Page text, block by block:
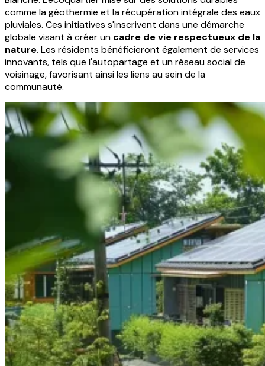
comme la géothermie et la récupération intégrale des eaux
pluviales. Ces initiatives s'inscrivent dans une démarche
globale visant à créer un cadre de vie respectueux de la
nature. Les résidents bénéficieront également de services
innovants, tels que l'autopartage et un réseau social de
voisinage, favorisant ainsi les liens au sein de la
communauté.